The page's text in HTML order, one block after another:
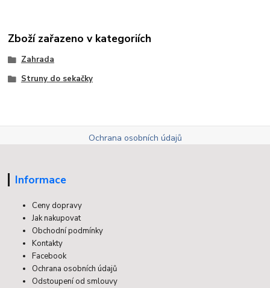
Zboží zařazeno v kategoriích
Zahrada
Struny do sekačky
Ochrana osobních údajů
Informace
Ceny dopravy
Jak nakupovat
Obchodní podmínky
Kontakty
Facebook
Ochrana osobních údajů
Odstoupení od smlouvy